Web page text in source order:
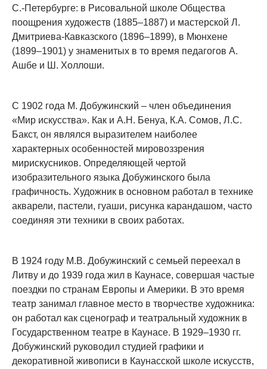
С.-Петербурге: в Рисовальной школе Общества
поощрения художеств (1885–1887) и мастерской Л.
Дмитриева-Кавказского (1896–1899), в Мюнхене
(1899–1901) у знаменитых в то время педагогов А.
Ашбе и Ш. Холлоши.
С 1902 года М. Добужинский – член объединения
«Мир искусства». Как и А.Н. Бенуа, К.А. Сомов, Л.С.
Бакст, он являлся выразителем наиболее
характерных особенностей мировоззрения
мирискусников. Определяющей чертой
изобразительного языка Добужинского была
графичность. Художник в основном работал в технике
акварели, пастели, гуаши, рисунка карандашом, часто
соединяя эти техники в своих работах.
В 1924 году М.В. Добужинский с семьей переехал в
Литву и до 1939 года жил в Каунасе, совершая частые
поездки по странам Европы и Америки. В это время
театр занимал главное место в творчестве художника:
он работал как сценограф и театральный художник в
Государственном театре в Каунасе. В 1929–1930 гг.
Добужинский руководил студией графики и
декоративной живописи в Каунасской школе искусств,